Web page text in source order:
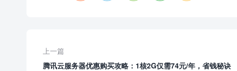
上一篇
腾讯云服务器优惠购买攻略：1核2G仅需74元/年，省钱秘诀